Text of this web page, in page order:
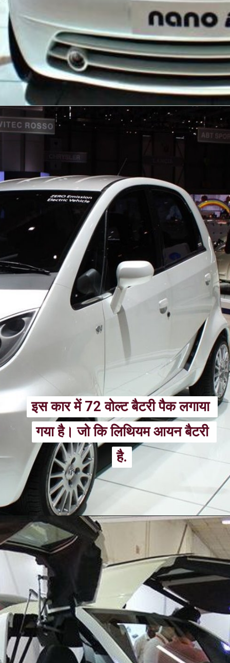
इस कार में 72 वोल्ट बैटरी पैक लगाया
गया है। जो कि लिथियम आयन बैटरी
है.
इस कार में 72 वोल्ट बैटरी पैक लगाया
गया है। जो कि लिथियम आयन बैटरी
है.